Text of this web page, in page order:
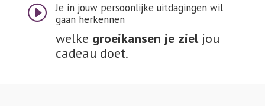
I
Je in jouw persoonlijke uitdagingen wil
gaan herkennen
welke groeikansen je zieljou
cadeau doet.